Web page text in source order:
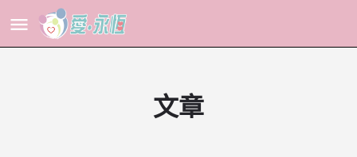
文章